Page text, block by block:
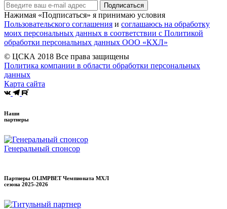
Подписаться
Нажимая «Подписаться» я принимаю условия
Пользовательского соглашения и соглашаюсь на обработку
моих персональных данных в соответствии с Политикой
обработки персональных данных ООО «КХЛ»
© ЦСКА 2018 Все права защищены
Политика компании в области обработки персональных
данных
Карта сайта
Наши
партнеры
Генеральный спонсор
Партнеры OLIMPBET Чемпионата МХЛ
сезона 2025-2026